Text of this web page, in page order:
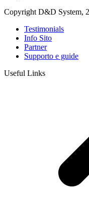
Copyright D&D System,
Testimonials
Info Sito
Partner
Supporto e guide
Useful Links